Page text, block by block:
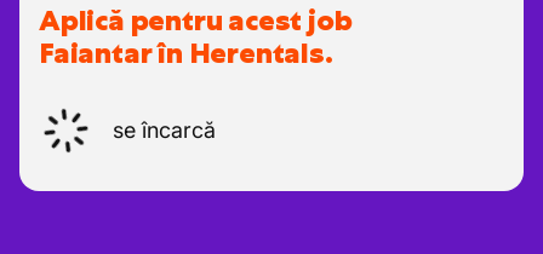
Aplică pentru acest job
Faiantar în Herentals.
se încarcă